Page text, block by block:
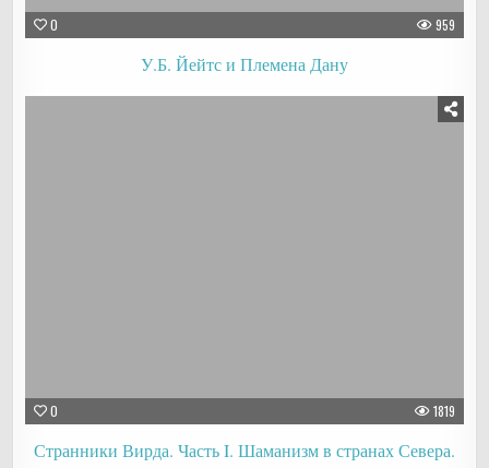
0 959
У.Б. Йейтс и Племена Дану
0 1819
Странники Вирда. Часть I. Шаманизм в странах Севера.